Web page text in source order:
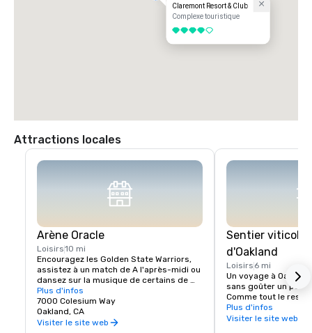
Claremont Resort & Club
Complexe touristique
4 sur 5
Attractions locales
Arène Oracle
Loisirs10 mi
Encouragez les Golden State Warriors,
assistez à un match de A l'après-midi ou
dansez sur la musique de certains de
vos artistes préférés !
Plus d'infos
7000 Colesium Way
Oakland, CA
Visiter le site web
Sentier viticole
d'Oakland
Loisirs 6 mi
Un voyage à
sans goûter un peu
Comme tout le reste
scène viticole est un
établissements
Plus d'infos
Visiter le site web